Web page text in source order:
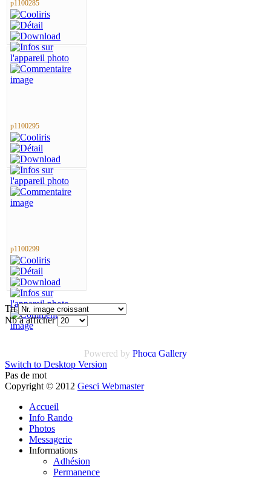
p1100285
p1100295
p1100299
Tri
Nb à afficher
Powered by Phoca Gallery
Switch to Desktop Version
Pas de mot
Copyright © 2012 Gesci Webmaster
Accueil
Info Rando
Photos
Messagerie
Informations
Adhésion
Permanence